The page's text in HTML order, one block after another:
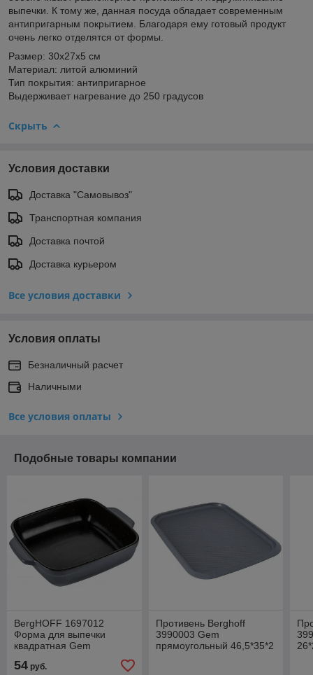
выпечки. К тому же, данная посуда обладает современным
антипригарным покрытием. Благодаря ему готовый продукт
очень легко отделятся от формы.
Размер: 30х27х5 см
Материал: литой алюминий
Тип покрытия: антипригарное
Выдерживает нагревание до 250 градусов
Скрыть
Условия доставки
Доставка "Самовывоз"
Транспортная компания
Доставка почтой
Доставка курьером
Все условия доставки
Условия оплаты
Безналичный расчет
Наличными
Все условия оплаты
Подобные товары компании
BergHOFF 1697012
Форма для выпечки
квадратная Gem
54 руб.
Противень Berghoff
3990003 Gem
прямоугольный 46,5*35*2